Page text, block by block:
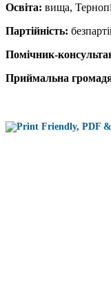
Освіта: вища,
Партійність:
Помічник-
Приймальна